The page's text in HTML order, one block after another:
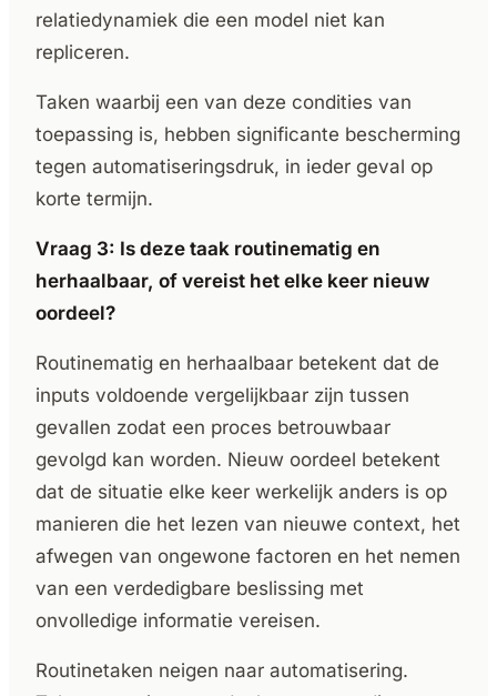
relatiedynamiek die een model niet kan
repliceren.
Taken waarbij een van deze condities van
toepassing is, hebben significante bescherming
tegen automatiseringsdruk, in ieder geval op
korte termijn.
Vraag 3: Is deze taak routinematig en
herhaalbaar, of vereist het elke keer nieuw
oordeel?
Routinematig en herhaalbaar betekent dat de
inputs voldoende vergelijkbaar zijn tussen
gevallen zodat een proces betrouwbaar
gevolgd kan worden. Nieuw oordeel betekent
dat de situatie elke keer werkelijk anders is op
manieren die het lezen van nieuwe context, het
afwegen van ongewone factoren en het nemen
van een verdedigbare beslissing met
onvolledige informatie vereisen.
Routinetaken neigen naar automatisering.